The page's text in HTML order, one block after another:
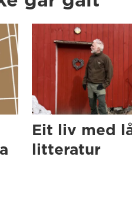
Eit liv med
litteratur